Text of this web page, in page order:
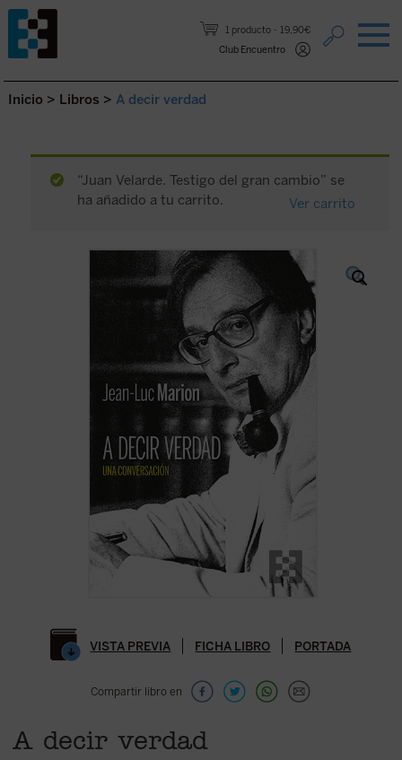
1 producto
19,90€
Club Encuentro
Saltar al contenido.
Inicio > Libros > A decir verdad
“Juan Velarde. Testigo del gran cambio” se
ha añadido a tu carrito.
Ver carrito
VISTA PREVIA FICHA LIBRO PORTADA
Compartir libro en
A decir verdad